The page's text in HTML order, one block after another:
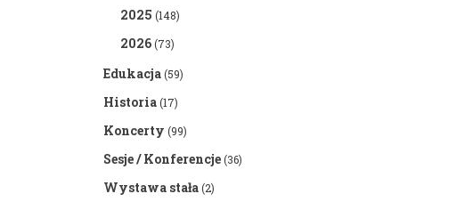
2025 (148)
2026(73)
Edukacja(59)
Historia(17)
Koncerty (99)
Sesje / Konferencje(36)
Wystawa stała(2)